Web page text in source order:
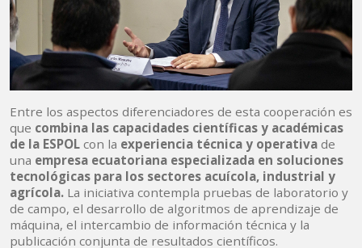
Entre los aspectos diferenciadores de esta cooperación es
que combina las capacidades científicas y académicas
de la ESPOL con la experiencia técnica y operativa de
una empresa ecuatoriana especializada en soluciones
tecnológicas para los sectores acuícola, industrial y
agrícola. La iniciativa contempla pruebas de laboratorio y
de campo, el desarrollo de algoritmos de aprendizaje de
máquina, el intercambio de información técnica y la
publicación conjunta de resultados científicos.